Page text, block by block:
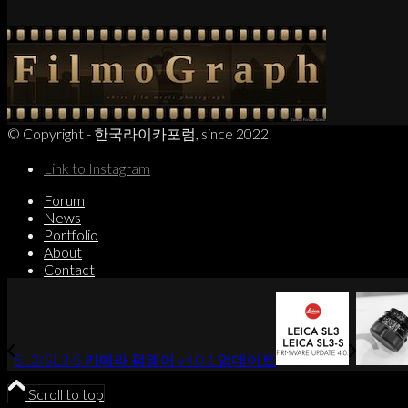
© Copyright - 한국라이카포럼, since 2022.
Link to Instagram
Forum
News
Portfolio
About
Contact
SL3/SL3-S 카메라 펌웨어 v4.0.1 업데이트
Scroll to top